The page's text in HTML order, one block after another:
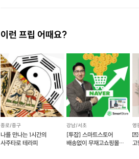
이런 프립 어때요?
종로/중구
나를 만나는 1시간의
사주타로 테라피
강남/서초
[투잡] 스마트스토어
배송없이 무재고쇼핑몰
영
💌
고